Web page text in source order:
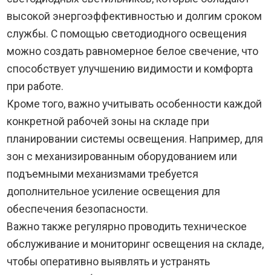
высокой энергоэффективностью и долгим сроком
службы. С помощью светодиодного освещения
можно создать равномерное белое свечение, что
способствует улучшению видимости и комфорта
при работе.
Кроме того, важно учитывать особенности каждой
конкретной рабочей зоны на складе при
планировании системы освещения. Например, для
зон с механизированным оборудованием или
подъемными механизмами требуется
дополнительное усиление освещения для
обеспечения безопасности.
Важно также регулярно проводить техническое
обслуживание и мониторинг освещения на складе,
чтобы оперативно выявлять и устранять